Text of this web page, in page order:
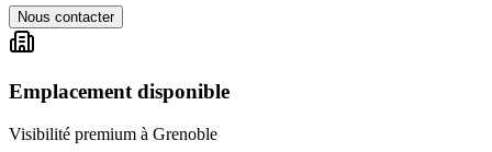
Nous contacter
Emplacement disponible
Visibilité premium à Grenoble